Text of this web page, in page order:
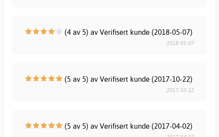
(4 av 5) av Verifisert kunde (2018-05-07)
2018-05-07
(5 av 5) av Verifisert kunde (2017-10-22)
2017-10-22
(5 av 5) av Verifisert kunde (2017-04-02)